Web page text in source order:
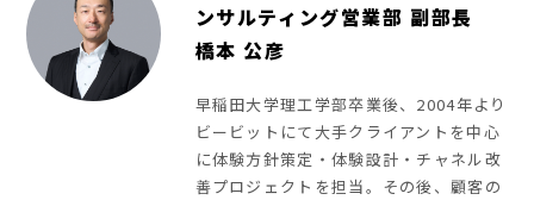
ンサルティング営業部 副部長
橋本 公彦
早稲田大学理工学部卒業後、2004年より
ビービットにて大手クライアントを中心
に体験方針策定・体験設計・チャネル改
善プロジェクトを担当。その後、顧客の